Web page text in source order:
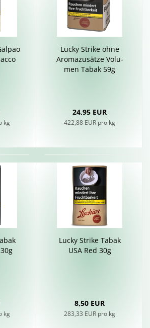
kg
Lucky Strike ohne
Aro­ma­zu­sät­ze Vo­lu­
men Tabak 59g
24,95 EUR
422,88 EUR pro kg
kg
Lucky Strike Tabak
USA Red 30g
8,50 EUR
283,33 EUR pro kg